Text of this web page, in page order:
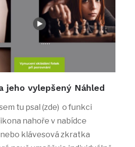
jeho vylepšený Náhled
tu psal (zde) o funkci
nahoře v nabídce
klávesová zkratka